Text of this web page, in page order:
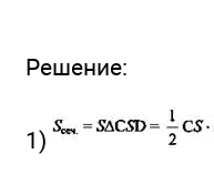
Решение:
1)